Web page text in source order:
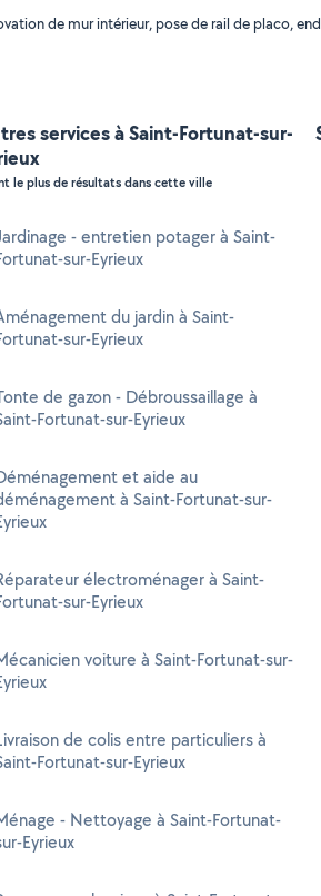
de mur intérieur, pose de rail de placo,
services à Saint-Fortunat-sur-
le plus de résultats dans cette ville
- entretien potager à Saint-
sur-Eyrieux
du jardin à Saint-
sur-Eyrieux
de gazon - Débroussaillage à
Fortunat-sur-Eyrieux
et aide au
à Saint-Fortunat-sur-
électroménager à Saint-
sur-Eyrieux
voiture à Saint-Fortunat-sur-
de colis entre particuliers à
Fortunat-sur-Eyrieux
- Nettoyage à Saint-Fortunat-
Eyrieux